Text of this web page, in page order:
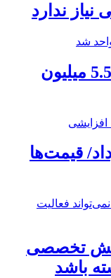
نیاز ندارد
شاخص کل بورس وارد کانال 5.5 میلیون
و سکه شنبه 17 مرداد/ قیمت‌ها
تخصصی
باشد